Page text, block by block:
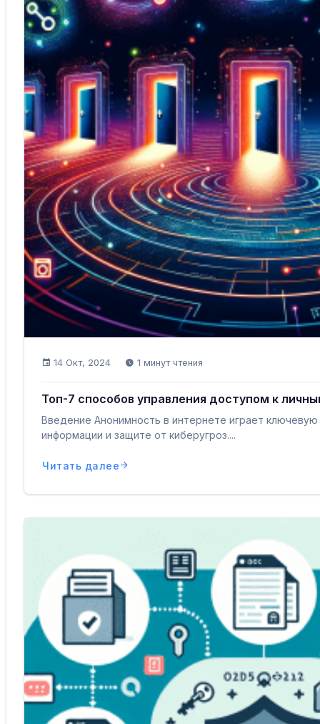
14 Окт, 2024 1 минут чтения
Топ-7 способов управления доступом к
Введение Анонимность в интернете играет
информации и защите от киберугроз....
Читать далее